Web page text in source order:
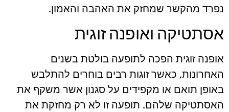
נפרד מהקשר שמחזק את האהבה והאמון.
אסתטיקה ואופנה זוגית
אופנה זוגית הפכה לתופעה בולטת בשנים
האחרונות, כאשר זוגות רבים בוחרים להתלבש
באופן תואם או מקפידים על סגנון אשר משקף את
האסתטיקה שלהם. תופעה זו לא רק מחזקת את